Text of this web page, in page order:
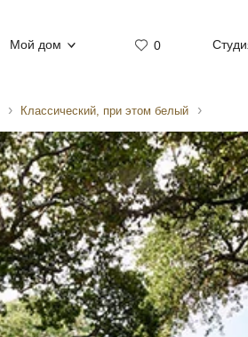
Мой дом 0
Классический, при этом белый